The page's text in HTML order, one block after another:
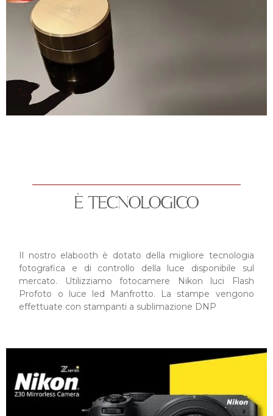
È TECNOLOGICO
Il nostro elabooth è dotato della migliore tecnologia
fotografica e di controllo della luce disponibile sul
mercato. Utilizziamo fotocamere Nikon luci Flash
Profoto o luce led Manfrotto. La stampe vengono
effettuate con stampanti a sublimazione DNP